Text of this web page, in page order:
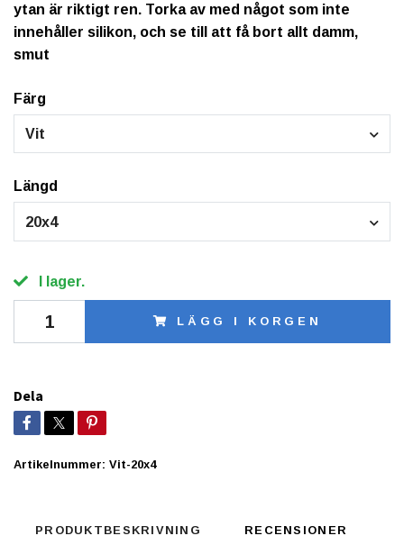
ytan är riktigt ren. Torka av med något som inte
innehåller silikon, och se till att få bort allt damm,
smut
Färg
Vit
Längd
20x4
I lager.
LÄGG I KORGEN
Dela
Artikelnummer: Vit-20x4
PRODUKTBESKRIVNING RECENSIONER